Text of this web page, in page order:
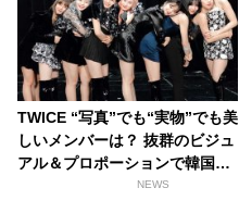
TWICE “写真”でも“実物”でも美
しいメンバーは？ 抜群のビジュ
アル＆プロポーションで韓国ネ
ットユーザーをあっと言わせた
NEWS